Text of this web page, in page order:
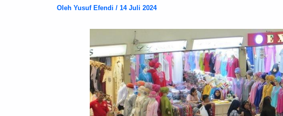
Oleh Yusuf Efendi / 14 Juli 2024